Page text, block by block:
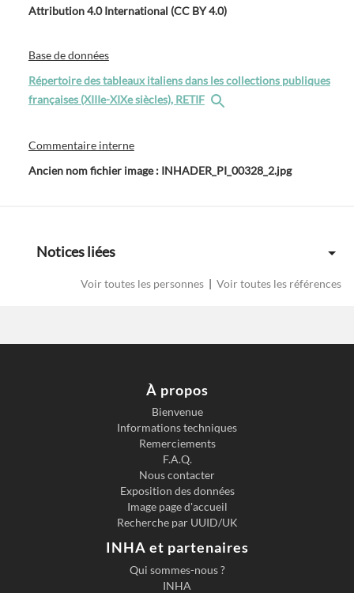
Attribution 4.0 International (CC BY 4.0)
Base de données
Répertoire des tableaux italiens dans les collections publiques
françaises (XIIIe-XIXe siècles), RETIF
Commentaire interne
Ancien nom fichier image : INHADER_PI_00328_2.jpg
Notices liées
Voir toutes les personnes | Voir toutes les références
À propos
Bienvenue
Informations techniques
Remerciements
F.A.Q.
Nous contacter
Exposition des données
Image page d'accueil
Recherche par UUID/UK
INHA et partenaires
Qui sommes-nous ?
INHA